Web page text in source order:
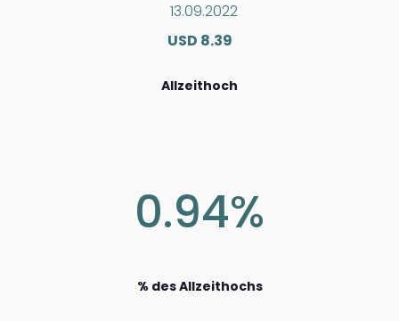
13.09.2022
USD 8.39
Allzeithoch
0.94%
% des Allzeithochs